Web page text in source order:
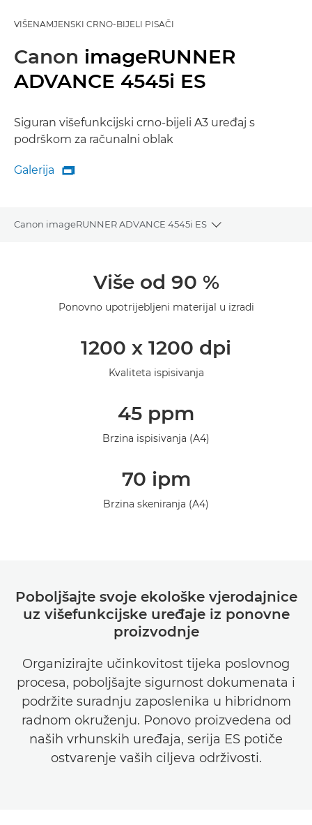
VIŠENAMJENSKI CRNO-BIJELI PISAČI
Canon imageRUNNER
ADVANCE 4545i ES
Siguran višefunkcijski crno-bijeli A3 uređaj s
podrškom za računalni oblak
Galerija
Galerija

Canon imageRUNNER ADVANCE 4545i ES
Toggle
Više od 90 %
Ponovno upotrijebljeni materijal u izradi
1200 x 1200 dpi
Kvaliteta ispisivanja
45 ppm
Brzina ispisivanja (A4)
70 ipm
Brzina skeniranja (A4)
Poboljšajte svoje ekološke vjerodajnice
uz višefunkcijske uređaje iz ponovne
proizvodnje
Organizirajte učinkovitost tijeka poslovnog
procesa, poboljšajte sigurnost dokumenata i
podržite suradnju zaposlenika u hibridnom
radnom okruženju. Ponovo proizvedena od
naših vrhunskih uređaja, serija ES potiče
ostvarenje vaših ciljeva održivosti.